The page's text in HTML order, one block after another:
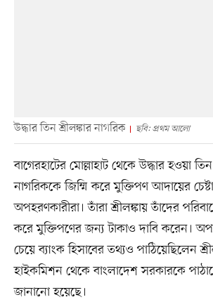
উদ্ধার তিন শ্রীলঙ্কার নাগরিক ছবি: প্রথম আলো
বাগেরহাটের মোল্লাহাট থেকে উদ্ধার হওয়া তিন
নাগরিককে জিম্মি করে মুক্তিপণ আদায়ের
অপহরণকারীরা। তাঁরা শ্রীলঙ্কায় তাঁদের
করে মুক্তিপণের জন্য টাকাও দাবি করেন।
চেয়ে ব্যাংক হিসাবের তথ্যও পাঠিয়েছিলেন
হাইকমিশন থেকে বাংলাদেশ সরকারকে
জানানো হয়েছে।